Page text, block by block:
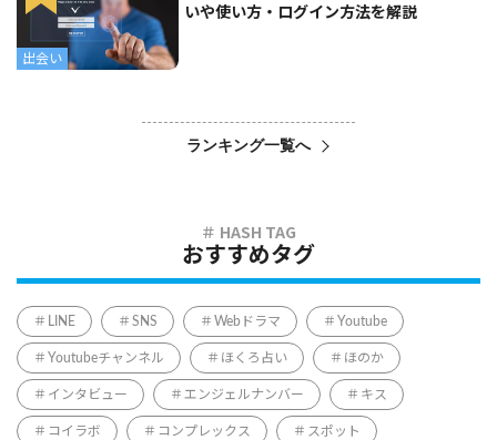
出会い
いや使い方・ログイン方法を解説
ランキング一覧へ
おすすめタグ
LINE SNS Webドラマ Youtube
Youtubeチャンネル ほくろ占い ほのか
インタビュー エンジェルナンバー キス
コイラボ コンプレックス スポット